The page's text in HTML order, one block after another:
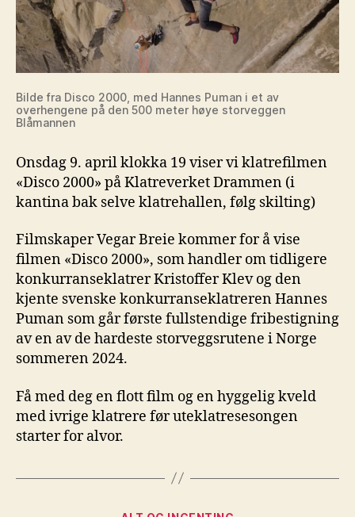
Bilde fra Disco 2000, med Hannes Puman i et av
overhengene på den 500 meter høye storveggen
Blåmannen
Onsdag 9. april klokka 19 viser vi klatrefilmen
«Disco 2000» på Klatreverket Drammen (i
kantina bak selve klatrehallen, følg skilting)
Filmskaper Vegar Breie kommer for å vise
filmen «Disco 2000», som handler om tidligere
konkurranseklatrer Kristoffer Klev og den
kjente svenske konkurranseklatreren Hannes
Puman som går første fullstendige fribestigning
av en av de hardeste storveggsrutene i Norge
sommeren 2024.
Få med deg en flott film og en hyggelig kveld
med ivrige klatrere før uteklatresesongen
starter for alvor.